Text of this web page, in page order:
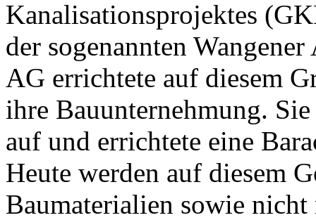
Kanalisationsprojektes
der sogenannten
AG errichtete auf diesem
ihre Bauunternehmung.
auf und errichtete eine
Heute werden auf diesem
Baumaterialien sowie